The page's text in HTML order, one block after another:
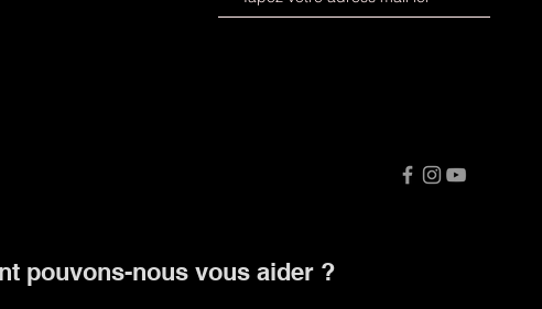
pouvons-nous vous aider ?